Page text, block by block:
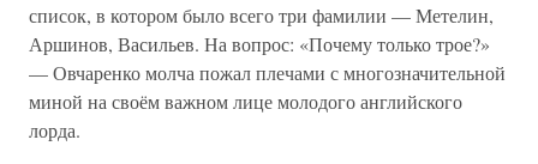
список, в котором было всего три фамилии — Метелин,
Аршинов, Васильев. На вопрос: «Почему только трое?»
— Овчаренко молча пожал плечами с многозначительной
миной на своём важном лице молодого английского
лорда.